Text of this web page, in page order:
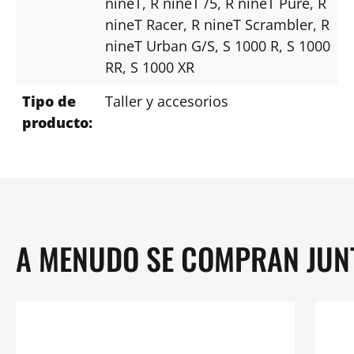
nineT Racer, R nineT Scrambler, R
nineT Urban G/S, S 1000 R, S 1000
RR, S 1000 XR
Tipo de
producto:
Taller y accesorios
A MENUDO SE COMPRAN